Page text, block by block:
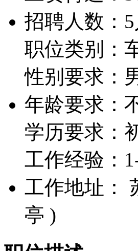
招聘人数：5
职位类别：
性别要求：
年龄要求：
学历要求：
工作经验：
工作地址：
亭 )